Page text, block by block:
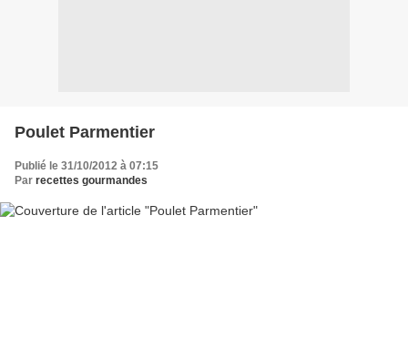
Poulet Parmentier
Publié le 31/10/2012 à 07:15
Par recettes gourmandes